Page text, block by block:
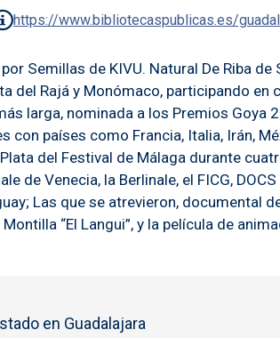
https://www.bibliotecaspublicas.es/
Semillas de KIVU. Natural De Riba
del Rajá y Monómaco, participando
larga, nominada a los Premios Goya
países como Francia, Italia, Irán,
del Festival de Málaga durante
de Venecia, la Berlinale, el FICG,
Las que se atrevieron, documental
“El Langui”, y la película de
en Guadalajara